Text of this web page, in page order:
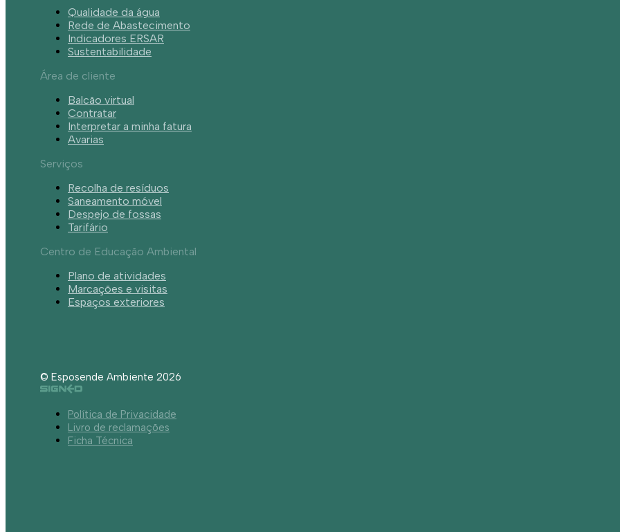
Qualidade da água
Rede de Abastecimento
Indicadores ERSAR
Sustentabilidade
Área de cliente
Balcão virtual
Contratar
Interpretar a minha fatura
Avarias
Serviços
Recolha de resíduos
Saneamento móvel
Despejo de fossas
Tarifário
Centro de Educação Ambiental
Plano de atividades
Marcações e visitas
Espaços exteriores
© Esposende Ambiente 2026
Política de Privacidade
Livro de reclamações
Ficha Técnica